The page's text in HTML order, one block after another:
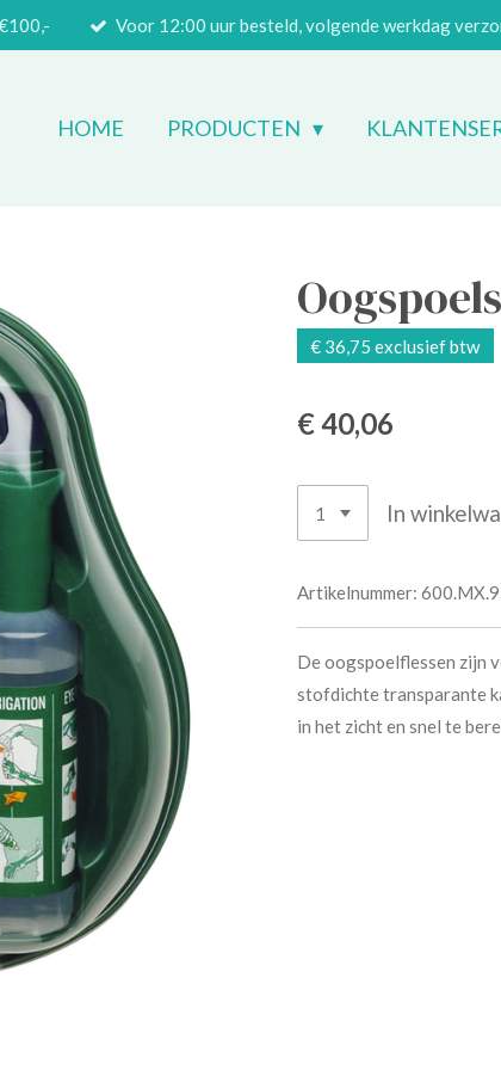
Voor 12:00 uur besteld, volgende werkdag
HOME PRODUCTEN
€ 36,75 exclusief btw
€ 40,06
In
Artikelnummer:
De oogspoelflessen zijn
stofdichte transparante
in het zicht en snel te